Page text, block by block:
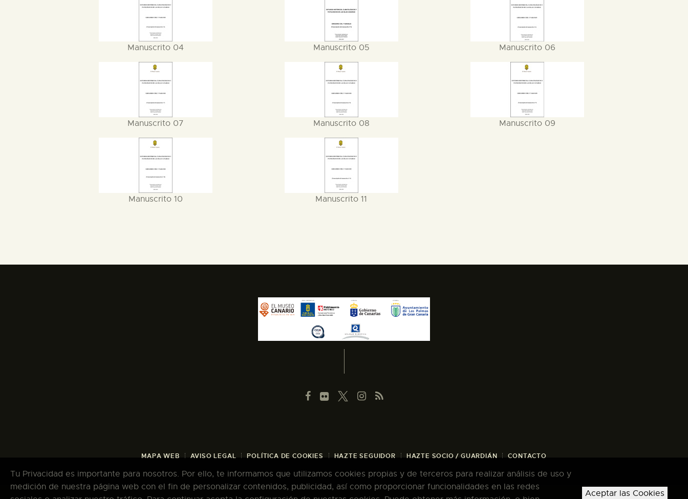
Manuscrito 04 Manuscrito 05 Manuscrito 06
Manuscrito 07 Manuscrito 08 Manuscrito 09
Manuscrito 10 Manuscrito 11
MAPA WEB AVISO LEGAL POLÍTICA DE COOKIES HAZTE SEGUIDOR HAZTE SOCIO / GUARDIÁN CONTACTO
Tu Privacidad es importante para nosotros. Por ello, te informamos que utilizamos cookies propias y de terceros para realizar análisis de uso y
medición de nuestra página web con el fin de personalizar contenidos, publicidad, así como proporcionar funcionalidades en las redes
Aceptar las Cookies